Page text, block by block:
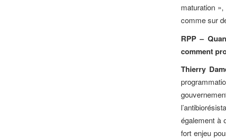
maturation
comme sur
RPP –
comment
Thierry
également à
fort enjeu